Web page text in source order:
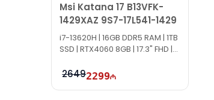
Msi Katana 17 B13VFK-
1429XAZ 9S7-17L541-1429
i7-13620H | 16GB DDR5 RAM | 1TB
SSD | RTX4060 8GB | 17.3" FHD |
26492299